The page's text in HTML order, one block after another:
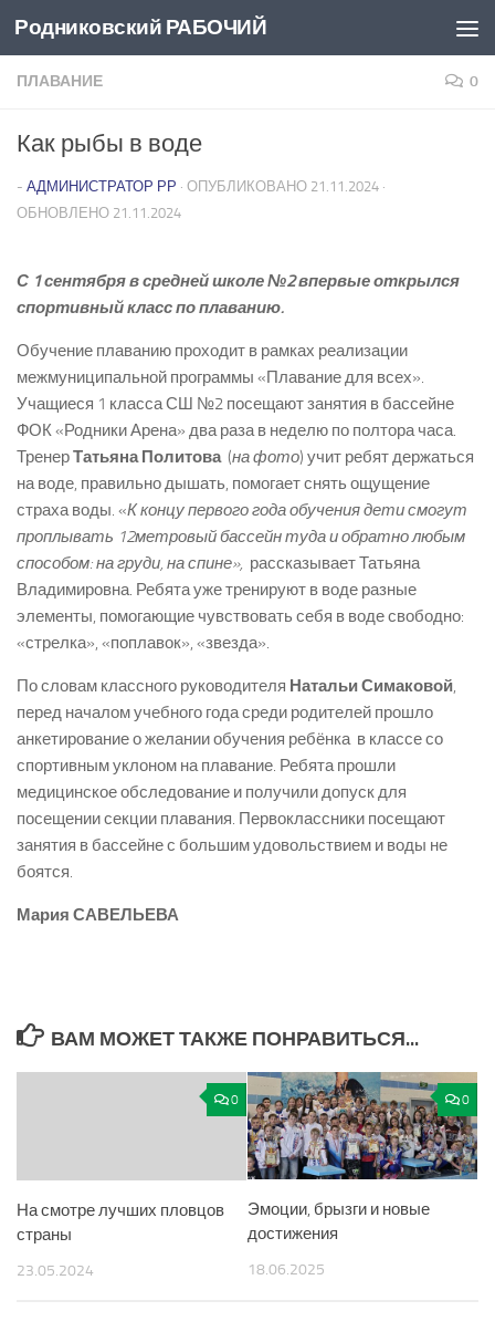
Перейти к содержимому
Родниковский РАБОЧИЙ
ПЛАВАНИЕ 0
Как рыбы в воде
- АДМИНИСТРАТОР РР · ОПУБЛИКОВАНО 21.11.2024 ·
ОБНОВЛЕНО 21.11.2024
С 1 сентября в средней школе №2 впервые открылся
спортивный класс по плаванию.
Обучение плаванию проходит в рамках реализации
межмуниципальной программы «Плавание для всех».
Учащиеся 1 класса СШ №2 посещают занятия в бассейне
ФОК «Родники­ Арена» два раза в неделю по полтора часа.
ТренерТатьяна Политова(на фото) учит ребят держаться
на воде, правильно дышать, помогает снять ощущение
страха воды. «К концу первого года обучения дети смогут
проплывать 12­метровый бассейн туда и обратно любым
способом: на груди, на спине», ­ рассказывает Татьяна
Владимировна. Ребята уже тренируют в воде разные
элементы, помогающие чувствовать себя в воде свободно:
«стрелка», «поплавок», «звезда».
По словам классного руководителя Натальи Симаковой,
перед началом учебного года среди родителей прошло
анкетирование о желании обучения ребёнка в классе со
спортивным уклоном на плавание. Ребята прошли
медицинское обследование и получили допуск для
посещении секции плавания. Первоклассники посещают
занятия в бассейне с большим удовольствием и воды не
боятся.
Мария САВЕЛЬЕВА
ВАМ МОЖЕТ ТАКЖЕ ПОНРАВИТЬСЯ...
0
На смотре лучших пловцов
страны
23.05.2024
0
Эмоции, брызги и новые
достижения
18.06.2025